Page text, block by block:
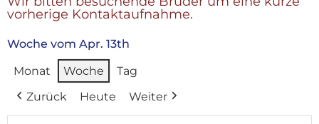
vorherige Kontaktaufnahme.
Woche vom Apr. 13th
Monat
Woche
Tag
Zurück
Heute Weiter